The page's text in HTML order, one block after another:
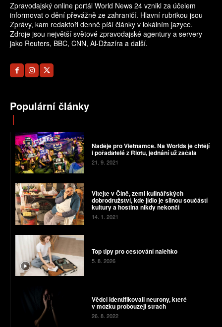
Zpravodajský online portál World News 24 vznikl za účelem
informovat o dění převážně ze zahraničí. Hlavní rubrikou jsou
Zprávy, kam redaktoři denně píší články v lokálním jazyce.
Zdroje jsou největší světové zpravodajské agentury a servery
jako Reuters, BBC, CNN, Al-Džazíra a další.
Populární články
Naděje pro Vietnamce. Na Worlds je chtějí
i pořadatelé z Riotu, jednání už začala
21. 9. 2021
Vítejte v Číně, zemi kulinářských
dobrodružství, kde jídlo je silnou součástí
kultury a hostina nikdy nekončí
14. 1. 2021
Top tipy pro cestování nalehko
5. 8. 2026
Vědci identifikovali neurony, které
v mozku probouzejí strach
26. 8. 2022